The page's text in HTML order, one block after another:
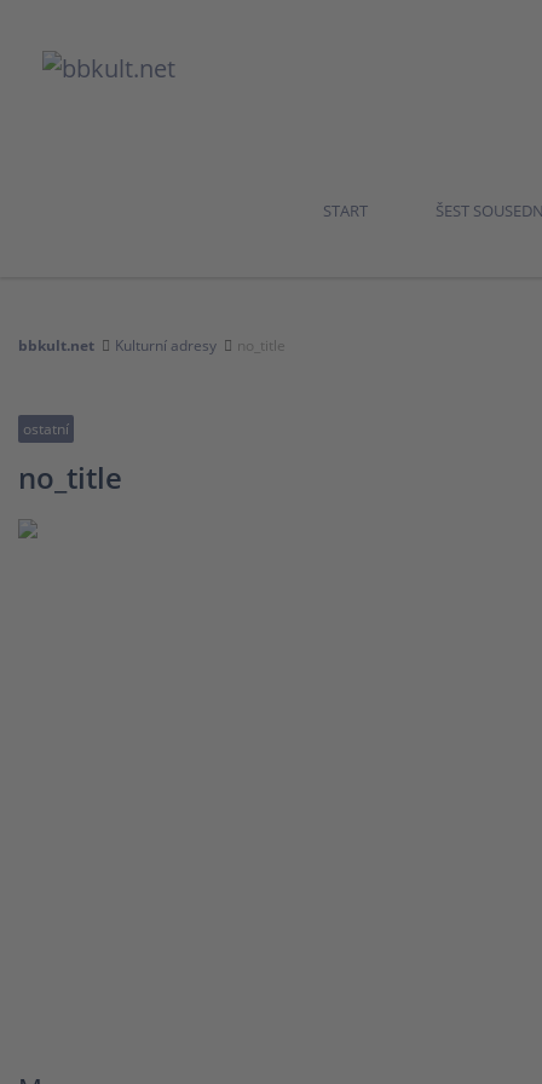
START ŠEST
bbkult.net Kulturní adresy no_title
ostatní
no_title